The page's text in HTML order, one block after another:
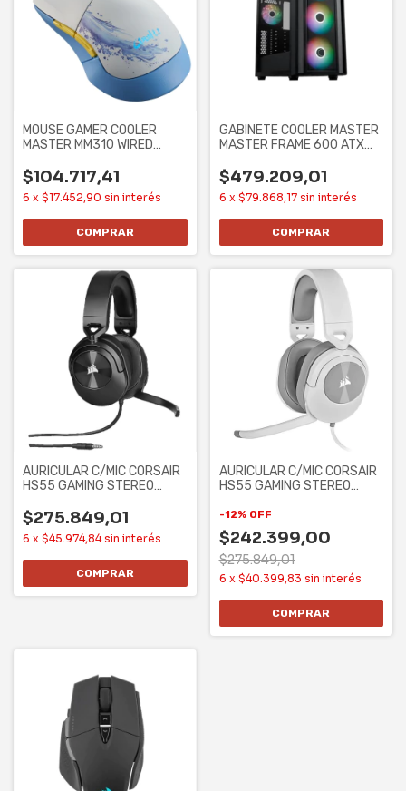
MOUSE GAMER COOLER
MASTER MM310 WIRED
$104.717,41
6 x $17.452,90 sin interés
GABINETE COOLER MASTER
MASTER FRAME 600 ATX
$479.209,01
6 x $79.868,17 sin interés
AURICULAR C/MIC CORSAIR
HS55 GAMING STEREO
$275.849,01
6 x $45.974,84 sin interés
AURICULAR C/MIC CORSAIR
HS55 GAMING STEREO
-12% OFF
$242.399,00
$275.849,01
6 x $40.399,83 sin interés